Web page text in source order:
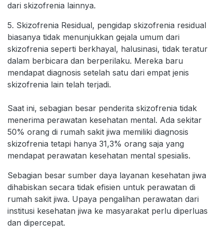
dari skizofrenia lainnya.
5. Skizofrenia Residual, pengidap skizofrenia residual
biasanya tidak menunjukkan gejala umum dari
skizofrenia seperti berkhayal, halusinasi, tidak teratur
dalam berbicara dan berperilaku. Mereka baru
mendapat diagnosis setelah satu dari empat jenis
skizofrenia lain telah terjadi.
Saat ini, sebagian besar penderita skizofrenia tidak
menerima perawatan kesehatan mental. Ada sekitar
50% orang di rumah sakit jiwa memiliki diagnosis
skizofrenia tetapi hanya 31,3% orang saja yang
mendapat perawatan kesehatan mental spesialis.
Sebagian besar sumber daya layanan kesehatan jiwa
dihabiskan secara tidak efisien untuk perawatan di
rumah sakit jiwa. Upaya pengalihan perawatan dari
institusi kesehatan jiwa ke masyarakat perlu diperluas
dan dipercepat.